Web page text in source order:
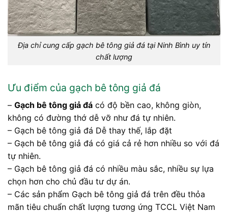
Địa chỉ cung cấp gạch bê tông giả đá tại Ninh Bình uy tín
chất lượng
Ưu điểm của gạch bê tông giả đá
– Gạch bê tông giả đá có độ bền cao, không giòn,
không có đường thớ dễ vỡ như đá tự nhiên.
– Gạch bê tông giả đá Dễ thay thế, lắp đặt
– Gạch bê tông giả đá có giá cả rẻ hơn nhiều so với đá
tự nhiên.
– Gạch bê tông giả đá có nhiều màu sắc, nhiều sự lựa
chọn hơn cho chủ đầu tư dự án.
– Các sản phẩm Gạch bê tông giả đá trên đều thỏa
mãn tiêu chuẩn chất lượng tương ứng TCCL Việt Nam